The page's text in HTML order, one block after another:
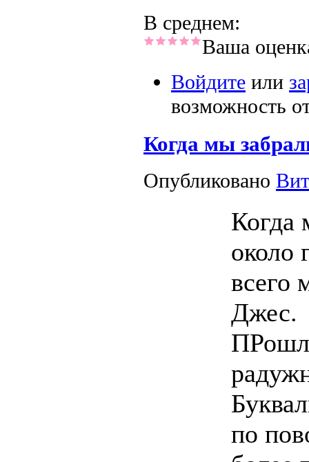
В среднем:
Ваша
Войдите или
возможность
Когда мы
Опубликовано
Когда
около
всего
Джес.
по